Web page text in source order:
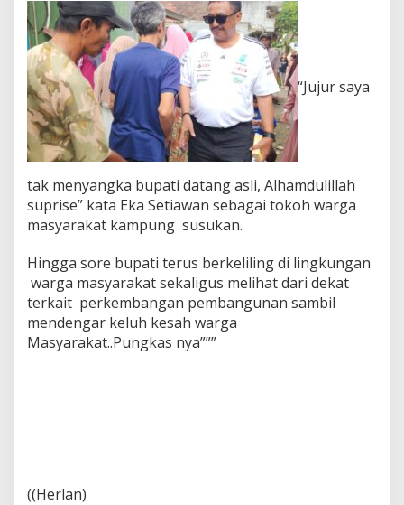
a
w
a
R
i
b
u
a
n
K
n
t
o
g
D
a
g
i
n
g
“Jujur saya
tak menyangka bupati datang asli, Alhamdulillah
suprise” kata Eka Setiawan sebagai tokoh warga
masyarakat kampung susukan.
Hingga sore bupati terus berkeliling di lingkungan
warga masyarakat sekaligus melihat dari dekat
terkait perkembangan pembangunan sambil
mendengar keluh kesah warga
Masyarakat..Pungkas nya”””
((Herlan)